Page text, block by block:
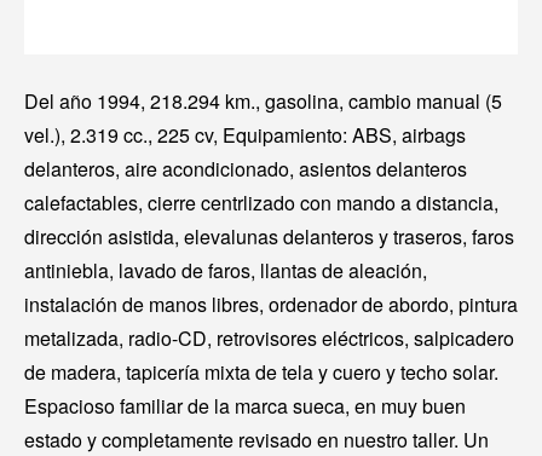
Del año 1994, 218.294 km., gasolina, cambio manual (5
vel.), 2.319 cc., 225 cv, Equipamiento: ABS, airbags
delanteros, aire acondicionado, asientos delanteros
calefactables, cierre centrlizado con mando a distancia,
dirección asistida, elevalunas delanteros y traseros, faros
antiniebla, lavado de faros, llantas de aleación,
instalación de manos libres, ordenador de abordo, pintura
metalizada, radio-CD, retrovisores eléctricos, salpicadero
de madera, tapicería mixta de tela y cuero y techo solar.
Espacioso familiar de la marca sueca, en muy buen
estado y completamente revisado en nuestro taller. Un